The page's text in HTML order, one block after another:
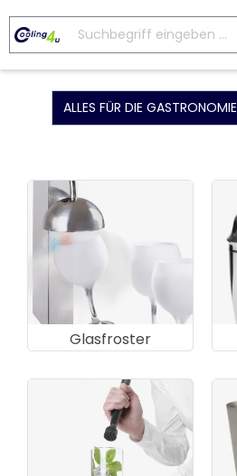
ALLES FÜR DIE GASTRONOMIE
Glasfroster